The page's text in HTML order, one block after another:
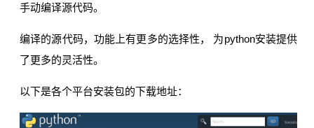
手动编译源代码。
编译的源代码，功能上有更多的选择性， 为python安装提供
了更多的灵活性。
以下是各个平台安装包的下载地址：